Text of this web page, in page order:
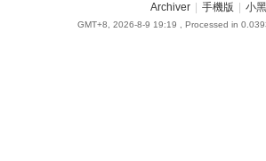
Archiver 手機版 小
GMT+8, 2026-8-9 19:19 , Processed in